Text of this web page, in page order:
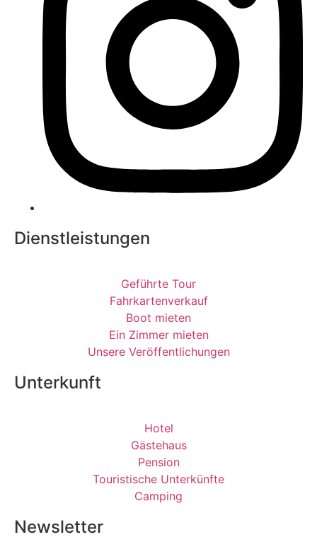
Dienstleistungen
Geführte Tour
Fahrkartenverkauf
Boot mieten
Ein Zimmer mieten
Unsere Veröffentlichungen
Unterkunft
Hotel
Gästehaus
Pension
Touristische Unterkünfte
Camping
Newsletter